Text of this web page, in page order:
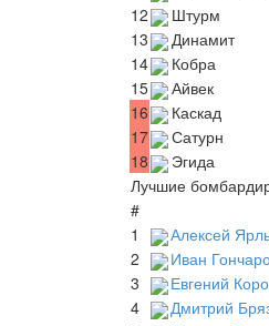
12
Штурм
13
Динамит
14
Кобра
15
Айвек
16
Каскад
17
Сатурн
18
Эгида
Лучшие
#
1
Алексей
2
Иван
3
Евгений
4
Дмитрий